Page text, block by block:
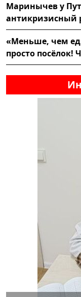
Маринычев у
антикризисный
«Меньше, чем
просто посёлок!